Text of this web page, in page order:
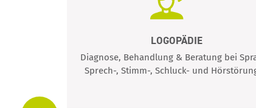
LOGOPÄDIE
Diagnose, Behandlung & Beratung bei
Sprech-, Stimm-, Schluck- und